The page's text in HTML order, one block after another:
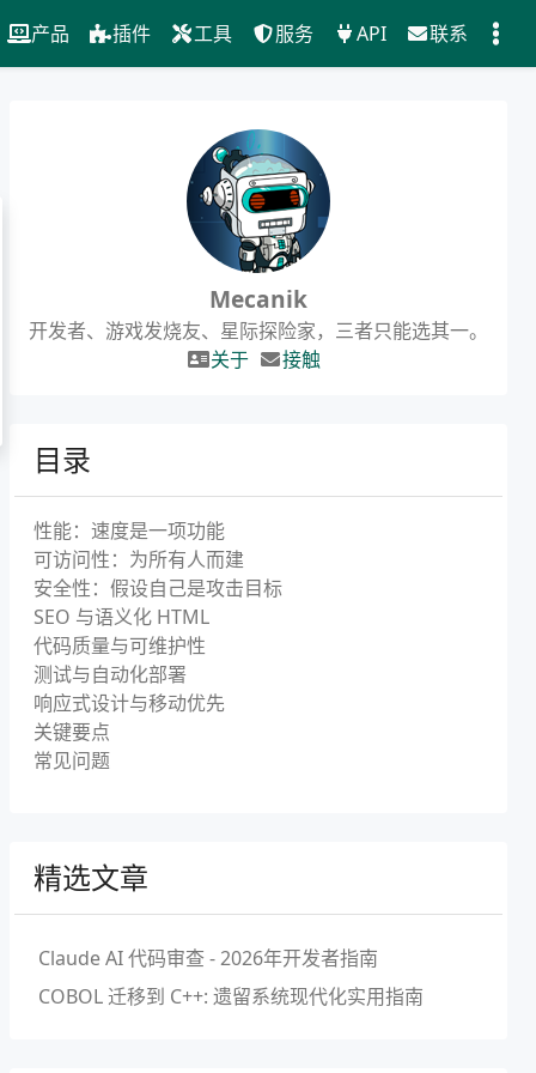
产品 插件 工具 服务 API 联系
Mecanik
开发者、游戏发烧友、星际探险家，三者只能选其一。
关于
接触
目录
性能：速度是一项功能
可访问性：为所有人而建
安全性：假设自己是攻击目标
SEO 与语义化 HTML
代码质量与可维护性
测试与自动化部署
响应式设计与移动优先
关键要点
常见问题
精选文章
Claude AI 代码审查 - 2026年开发者指南
COBOL 迁移到 C++: 遗留系统现代化实用指南